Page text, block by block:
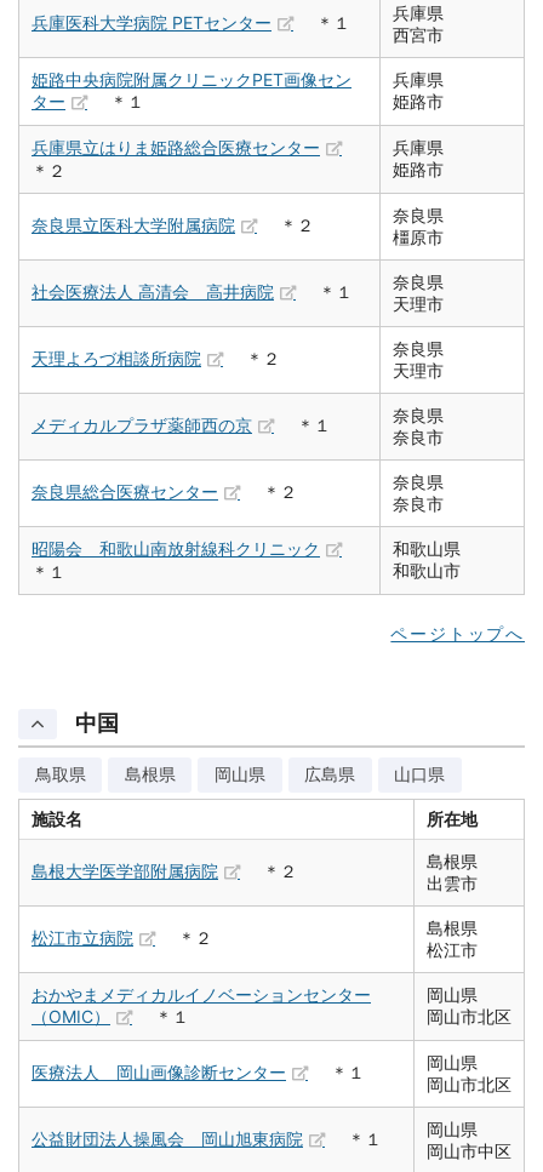
兵庫医科大学病院 PETセンター ＊１
兵庫県
西宮市
姫路中央病院附属クリニックPET画像セン
ター
＊１
兵庫県
姫路市
兵庫県立はりま姫路総合医療センター
＊２
兵庫県
姫路市
奈良県立医科大学附属病院 ＊２
奈良県
橿原市
社会医療法人 高清会 高井病院 ＊１
奈良県
天理市
天理よろづ相談所病院 ＊２
奈良県
天理市
メディカルプラザ薬師西の京 ＊１
奈良県
奈良市
奈良県総合医療センター ＊２
奈良県
奈良市
昭陽会 和歌山南放射線科クリニック
＊１
和歌山県
和歌山市
ページトップへ
中国
鳥取県 島根県 岡山県 広島県 山口県
施設名 所在地
島根大学医学部附属病院 ＊２
島根県
出雲市
松江市立病院 ＊２
島根県
松江市
おかやまメディカルイノベーションセンター
（OMIC）
＊１
岡山県
岡山市北区
医療法人 岡山画像診断センター ＊１
岡山県
岡山市北区
公益財団法人操風会 岡山旭東病院 ＊１
岡山県
岡山市中区